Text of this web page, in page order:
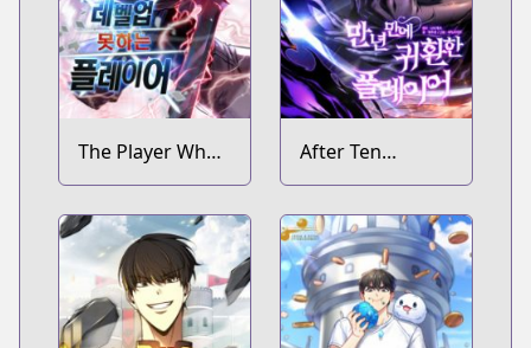
The Player Who
Can't Level Up
After Ten
Millennia in Hell